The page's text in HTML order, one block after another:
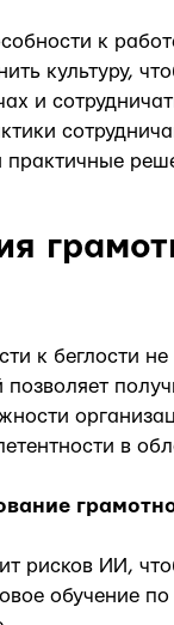
к
культуру,
и
к беглости
позволяет
в
рисков ИИ,
обучение